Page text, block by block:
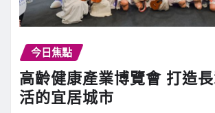
今日焦點
高齡健康產業博覽會 打造
活的宜居城市